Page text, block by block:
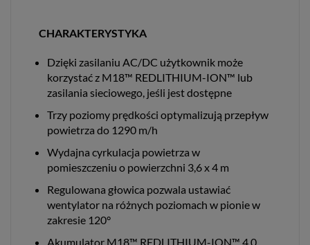
CHARAKTERYSTYKA
Dzięki zasilaniu AC/DC użytkownik może
korzystać z M18™ REDLITHIUM-ION™ lub
zasilania sieciowego, jeśli jest dostępne
Trzy poziomy prędkości optymalizują przepływ
powietrza do 1290 m/h
Wydajna cyrkulacja powietrza w
pomieszczeniu o powierzchni 3,6 x 4 m
Regulowana głowica pozwala ustawiać
wentylator na różnych poziomach w pionie w
zakresie 120°
Akumulator M18™ REDLITHIUM-ION™ 4,0